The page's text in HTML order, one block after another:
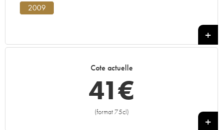
2009
Cote actuelle
41€
(format 75cl)
+